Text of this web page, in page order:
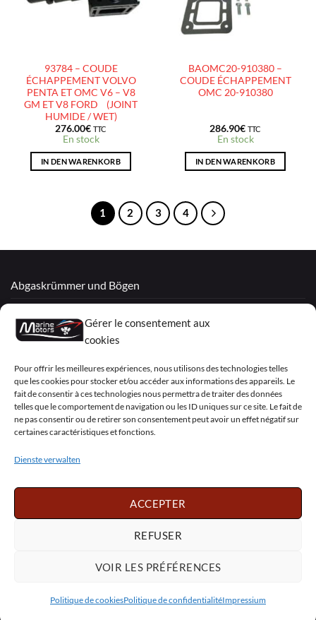
Gérer le consentement aux
cookies
Pour offrir les meilleures expériences, nous utilisons des technologies telles
que les cookies pour stocker et/ou accéder aux informations des appareils. Le
fait de consentir à ces technologies nous permettra de traiter des données
telles que le comportement de navigation ou les ID uniques sur ce site. Le fait de
ne pas consentir ou de retirer son consentement peut avoir un effet négatif sur
certaines caractéristiques et fonctions.
Dienste verwalten
ACCEPTER
REFUSER
VOIR LES PRÉFÉRENCES
Politique de cookiesPolitique de confidentialitéImpressium
93784 – COUDE
ÉCHAPPEMENT VOLVO
PENTA ET OMC V6 – V8
GM ET V8 FORD (JOINT
HUMIDE / WET)
276.00€ TTC
En stock
IN DEN WARENKORB
BAOMC20-910380 –
COUDE ÉCHAPPEMENT
OMC 20-910380
286.90€ TTC
En stock
IN DEN WARENKORB
1 2 3 4
Abgaskrümmer und Bögen
Mercruiser
VOLVO PENTA / OMC
My Account
Italiano Português